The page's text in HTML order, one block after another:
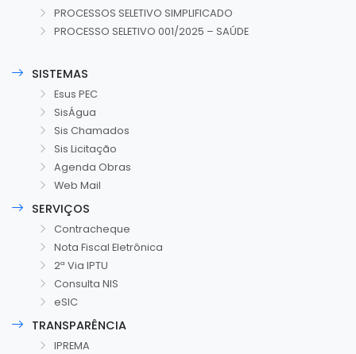
PROCESSOS SELETIVO SIMPLIFICADO
PROCESSO SELETIVO 001/2025 – SAÚDE
SISTEMAS
Esus PEC
SisÁgua
Sis Chamados
Sis Licitação
Agenda Obras
Web Mail
SERVIÇOS
Contracheque
Nota Fiscal Eletrônica
2ª Via IPTU
Consulta NIS
eSIC
TRANSPARÊNCIA
IPREMA